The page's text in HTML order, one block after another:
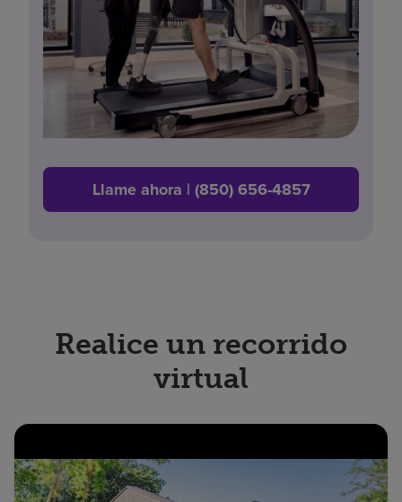
Llame ahora | (850) 656-4857
Realice un recorrido
virtual